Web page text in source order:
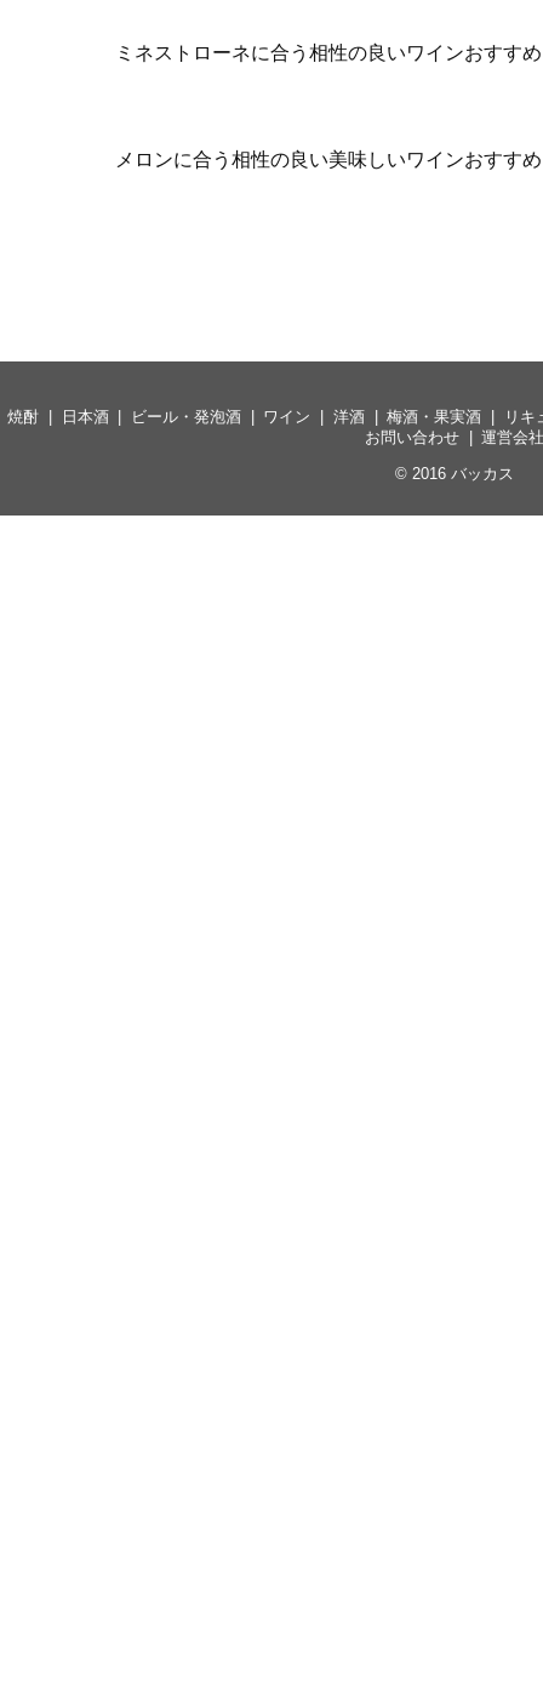
ミネストローネに合う相性の良いワインおすす
メロンに合う相性の良い美味しいワインおすす
焼酎 日本酒 ビール・発泡酒 ワイン 洋酒 梅酒・果実酒
リキ
お問い合わせ
運営会
© 2016 バッカス